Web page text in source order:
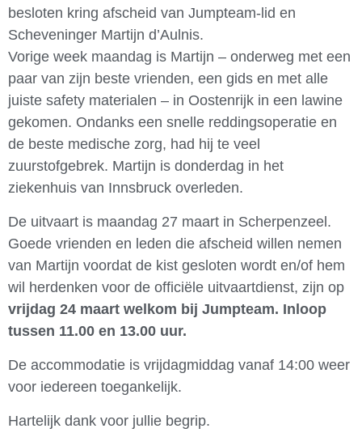
besloten kring afscheid van Jumpteam-lid en
Scheveninger Martijn d’Aulnis.
Vorige week maandag is Martijn – onderweg met een
paar van zijn beste vrienden, een gids en met alle
juiste safety materialen – in Oostenrijk in een lawine
gekomen. Ondanks een snelle reddingsoperatie en
de beste medische zorg, had hij te veel
zuurstofgebrek. Martijn is donderdag in het
ziekenhuis van Innsbruck overleden.
De uitvaart is maandag 27 maart in Scherpenzeel.
Goede vrienden en leden die afscheid willen nemen
van Martijn voordat de kist gesloten wordt en/of hem
wil herdenken voor de officiële uitvaartdienst, zijn op
vrijdag 24 maart welkom bij Jumpteam. Inloop
tussen 11.00 en 13.00 uur.
De accommodatie is vrijdagmiddag vanaf 14:00 weer
voor iedereen toegankelijk.
Hartelijk dank voor jullie begrip.